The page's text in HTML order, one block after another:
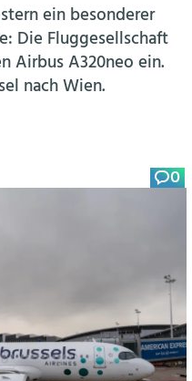
ein besonderer
Die Fluggesellschaft
Airbus A320neo ein.
nach Wien.
0